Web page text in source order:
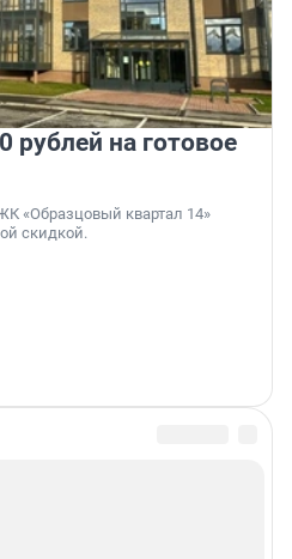
рублей на готовое
«Образцовый квартал 14»
скидкой.